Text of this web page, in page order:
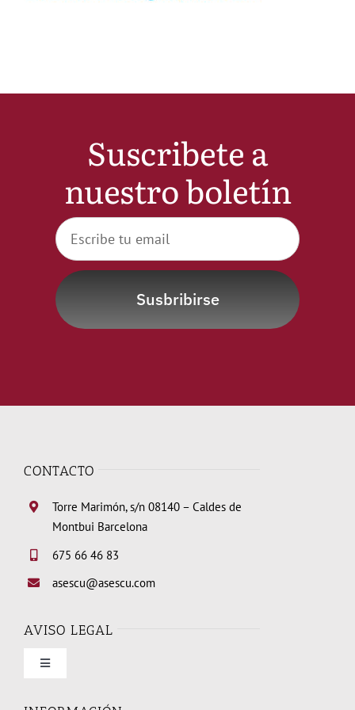
WooCommerce My Account
WooCommerce Cart
Suscribete a
nuestro boletín
Susbribirse
CONTACTO
Torre Marimón, s/n 08140 – Caldes de
Montbui Barcelona
675 66 46 83
asescu@asescu.com
AVISO LEGAL
Toggle
Condiciones de uso